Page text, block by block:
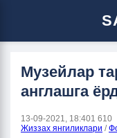
Музейлар
англашга
13-09-2021, 18:401 610
Жиззах янгиликлари /